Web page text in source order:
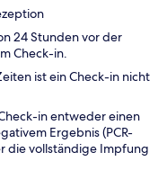
24 Stunden vor der
Check-in.
ist ein Check-in nicht
in entweder einen
Ergebnis (PCR-
die vollständige Impfung